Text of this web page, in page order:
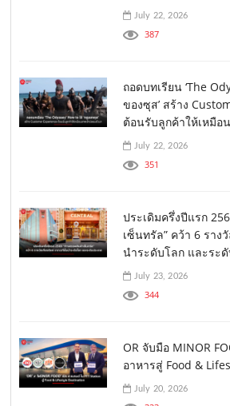
July 22, 2026
387
ถอดบทเรียน ‘The
ของซุส’ สร้าง
ต้อนรับลูกค้าให้เหมือ
July 22, 2026
351
ประเดิมครึ่งปีแรก
เซ็นทรัล” คว้า 6 ราง
นำระดับโลก และระ
July 23, 2026
344
OR จับมือ MINOR
อาหารสู่ Food &
July 20, 2026